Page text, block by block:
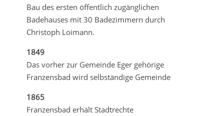
Bau des ersten öffentlich zugänglichen
Badehauses mit 30 Badezimmern durch
Christoph Loimann.
1849
Das vorher zur Gemeinde Eger gehörige
Franzensbad wird selbständige Gemeinde
1865
Franzensbad erhält Stadtrechte